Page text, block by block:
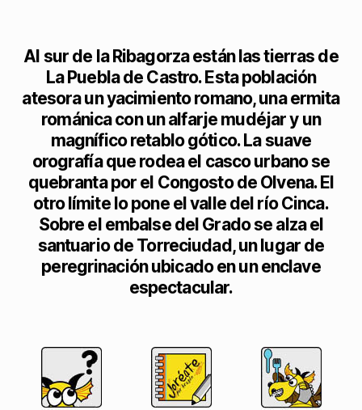
Al sur de la Ribagorza están las tierras de
La Puebla de Castro. Esta población
atesora un yacimiento romano, una ermita
románica con un alfarje mudéjar y un
magnífico retablo gótico. La suave
orografía que rodea el casco urbano se
quebranta por el Congosto de Olvena. El
otro límite lo pone el valle del río Cinca.
Sobre el embalse del Grado se alza el
santuario de Torreciudad, un lugar de
peregrinación ubicado en un enclave
espectacular.